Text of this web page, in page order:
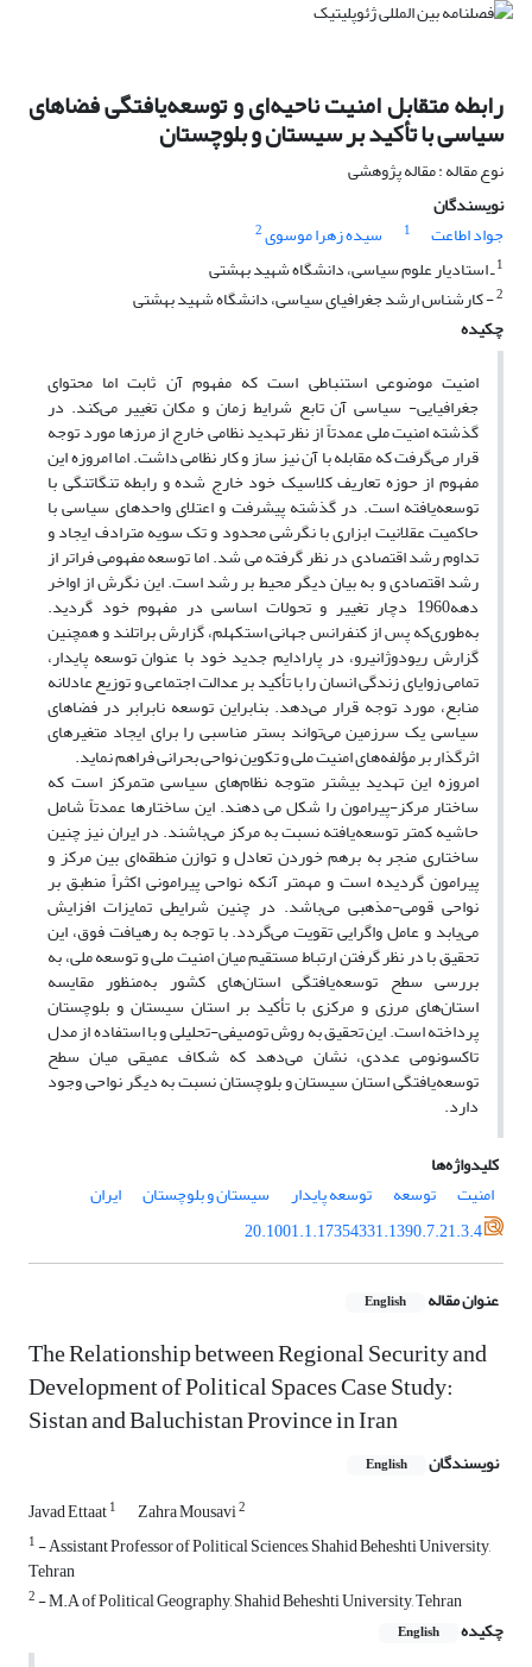
رابطه متقابل امنیت ناحیه‌ای و توسعه‌یافتگی فضا‌های
سیاسی با تأکید بر سیستان و بلوچستان
نوع مقاله : مقاله پژوهشی
نویسندگان
جواد اطاعت
1 سیده زهرا موسوی2
1ـ استادیار علوم سیاسی، دانشگاه شهید بهشتی
2- کارشناس ارشد جغرافیای سیاسی، دانشگاه شهید بهشتی
چکیده
امنیت موضوعی استنباطی است که مفهوم آن ثابت اما محتوای
جغرافیایی- سیاسی آن تابع شرایط زمان و مکان تغییر می‌کند. در
گذشته امنیت ملی عمدتاً از نظر تهدید نظامی خارج از مرزها مورد توجه
قرار می‌گرفت که مقابله با آن نیز ساز و کار نظامی داشت. اما امروزه این
مفهوم از حوزه تعاریف کلاسیک خود خارج شده و رابطه تنگاتنگی با
توسعه‌یافته است. در گذشته پیشرفت و اعتلای واحدهای سیاسی با
حاکمیت عقلانیت ابزاری با نگرشی محدود و تک سویه مترادف ایجاد و
تداوم رشد اقتصادی در نظر گرفته می شد. اما توسعه مفهومی فراتر از
رشد اقتصادی و به بیان دیگر محیط بر رشد است. این نگرش از اواخر
دهه1960 دچار تغییر و تحولات اساسی در مفهوم خود گردید.
به‌طوری‌که پس از کنفرانس جهانی استکهلم، گزارش براتلند و همچنین
گزارش ریودوژانیرو، در پارادایم جدید خود با عنوان توسعه پایدار،
تمامی زوایای زندگی انسان را با تأکید بر عدالت اجتماعی و توزیع عادلانه
منابع، مورد توجه قرار می‌دهد. بنابراین توسعه نابرابر در فضاهای
سیاسی یک سرزمین می‌تواند بستر مناسبی را برای ایجاد متغیرهای
اثرگذار بر مؤلفه‌های امنیت ملی و تکوین نواحی بحرانی فراهم نماید.
امروزه این تهدید بیشتر متوجه نظام‌های سیاسی متمرکز است که
ساختار مرکز-پیرامون را شکل می دهند. این ساختارها عمدتاً شامل
حاشیه کمتر توسعه‌یافته نسبت به مرکز می‌باشند. در ایران نیز چنین
ساختاری منجر به برهم خوردن تعادل و توازن منطقه‌ای بین مرکز و
پیرامون گردیده است و مهمتر آنکه نواحی پیرامونی اکثراً منطبق بر
نواحی قومی-مذهبی می‌باشد. در چنین شرایطی تمایزات افزایش
می‌یابد و عامل واگرایی تقویت می‌گردد. با توجه به رهیافت فوق، این
تحقیق با در نظر گرفتن ارتباط مستقیم میان امنیت ملی و توسعه ملی، به
بررسی سطح توسعه‌یافتگی استان‌های کشور به‌منظور مقایسه
استان‌های مرزی و مرکزی با تأکید بر استان سیستان و بلوچستان
پرداخته است. این تحقیق به روش توصیفی-تحلیلی و با استفاده از مدل
تاکسونومی عددی، نشان می‌دهد که شکاف عمیقی میان سطح
توسعه‌یافتگی استان سیستان و بلوچستان نسبت به دیگر نواحی وجود
دارد.
کلیدواژه‌ها
امنیت
توسعه توسعه پایدار سیستان و بلوچستان
ایران
20.1001.1.17354331.1390.7.21.3.4
عنوان مقاله English
The Relationship between Regional Security and
Development of Political Spaces Case Study:
Sistan and Baluchistan Province in Iran
نویسندگان English
Javad Ettaat1 Zahra Mousavi2
1 - Assistant Professor of Political Sciences, Shahid Beheshti University,
Tehran
2 - M.A of Political Geography, Shahid Beheshti University, Tehran
چکیده
English